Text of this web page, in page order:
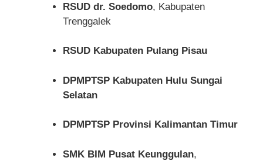
RSUD dr. Soedomo, Kabupaten
Trenggalek
RSUD Kabupaten Pulang Pisau
DPMPTSP Kabupaten Hulu Sungai
Selatan
DPMPTSP Provinsi Kalimantan Timur
SMK BIM Pusat Keunggulan,